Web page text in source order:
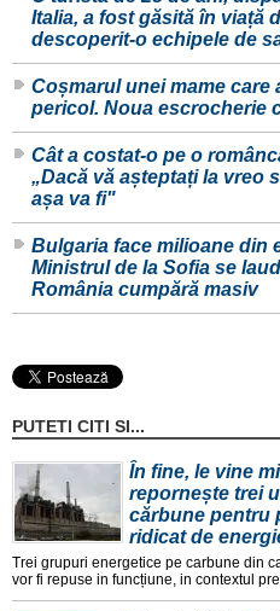
Italia, a fost găsită în viață
descoperit-o echipele de
Coșmarul unei mame care
pericol. Noua escrocherie
Cât a costat-o pe o
„Dacă vă așteptați la vreo
așa va fi"
Bulgaria face milioane din
Ministrul de la Sofia se
România cumpără masiv
PUTETI CITI SI...
În fine, le vine
repornește trei
cărbune pentru
ridicat de
Trei grupuri energetice pe carbune din
vor fi repuse in funcțiune, in contextul